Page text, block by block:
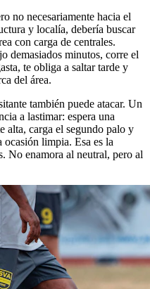
no necesariamente hacia el
y localía, debería buscar
con carga de centrales.
demasiados minutos, corre el
te obliga a saltar tarde y
del área.
también puede atacar. Un
a lastimar: espera una
alta, carga el segundo palo y
ocasión limpia. Esa es la
No enamora al neutral, pero al